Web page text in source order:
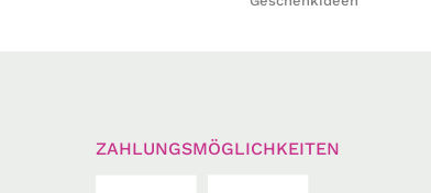
ZAHLUNGSMÖGLICHKEITEN